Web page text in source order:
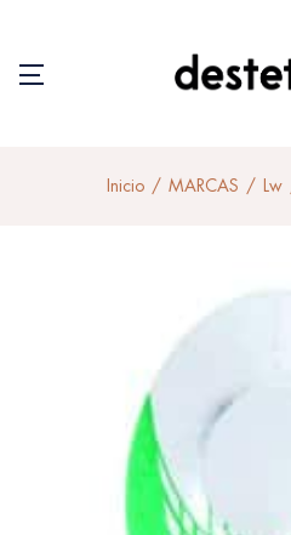
Inicio MARCAS Lw